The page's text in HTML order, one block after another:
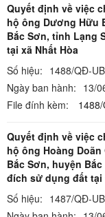
Quyết định về việc
hộ ông Dương Hữu
Bắc Sơn, tỉnh Lạng
tại xã Nhất Hòa
Số hiệu: 1488/QĐ-
Ngày ban hành: 13/
File đính kèm:
Quyết định về việc
hộ ông Hoàng
Bắc Sơn, huyện
đích sử dụng đất tại
Số hiệu: 1487/QĐ-